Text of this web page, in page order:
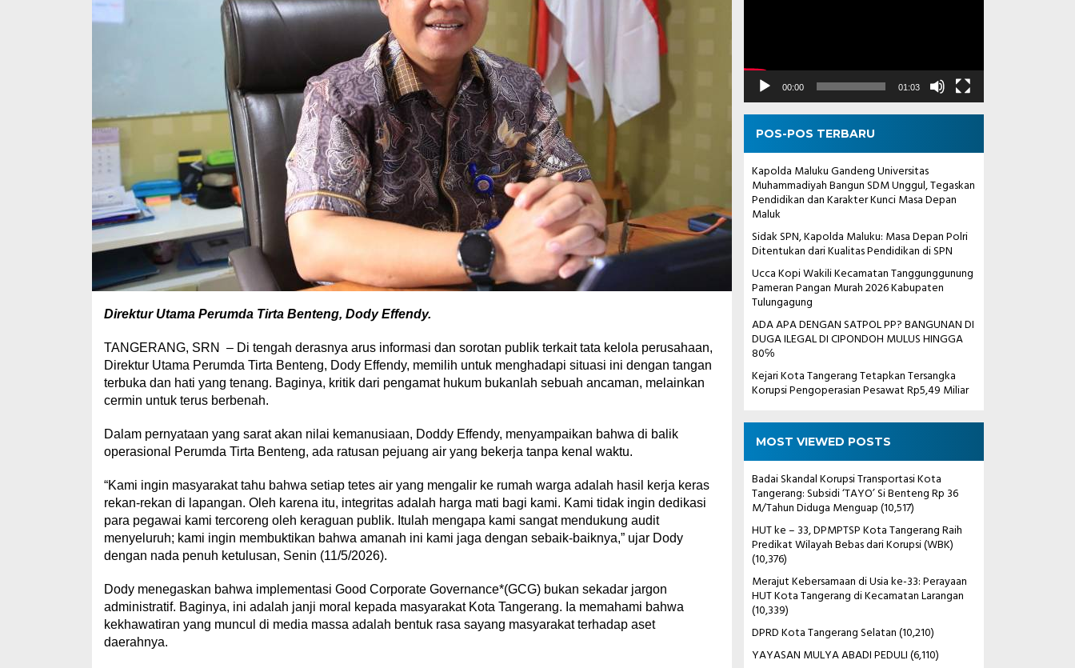
Direktur Utama Perumda Tirta Benteng, Dody Effendy.
TANGERANG, SRN – Di tengah derasnya arus informasi dan sorotan publik terkait tata kelola perusahaan,
Direktur Utama Perumda Tirta Benteng, Dody Effendy, memilih untuk menghadapi situasi ini dengan tangan
terbuka dan hati yang tenang. Baginya, kritik dari pengamat hukum bukanlah sebuah ancaman, melainkan
cermin untuk terus berbenah.
Dalam pernyataan yang sarat akan nilai kemanusiaan, Doddy Effendy, menyampaikan bahwa di balik
operasional Perumda Tirta Benteng, ada ratusan pejuang air yang bekerja tanpa kenal waktu.
“Kami ingin masyarakat tahu bahwa setiap tetes air yang mengalir ke rumah warga adalah hasil kerja keras
rekan-rekan di lapangan. Oleh karena itu, integritas adalah harga mati bagi kami. Kami tidak ingin dedikasi
para pegawai kami tercoreng oleh keraguan publik. Itulah mengapa kami sangat mendukung audit
menyeluruh; kami ingin membuktikan bahwa amanah ini kami jaga dengan sebaik-baiknya,” ujar Dody
dengan nada penuh ketulusan, Senin (11/5/2026).
Dody menegaskan bahwa implementasi Good Corporate Governance*(GCG) bukan sekadar jargon
administratif. Baginya, ini adalah janji moral kepada masyarakat Kota Tangerang. Ia memahami bahwa
kekhawatiran yang muncul di media massa adalah bentuk rasa sayang masyarakat terhadap aset
daerahnya.
00:00 01:03
POS-POS TERBARU
Kapolda Maluku Gandeng Universitas
Muhammadiyah Bangun SDM Unggul, Tegaskan
Pendidikan dan Karakter Kunci Masa Depan
Maluk
Sidak SPN, Kapolda Maluku: Masa Depan Polri
Ditentukan dari Kualitas Pendidikan di SPN
Ucca Kopi Wakili Kecamatan Tanggunggunung
Pameran Pangan Murah 2026 Kabupaten
Tulungagung
ADA APA DENGAN SATPOL PP? BANGUNAN DI
DUGA ILEGAL DI CIPONDOH MULUS HINGGA
80℅
Kejari Kota Tangerang Tetapkan Tersangka
Korupsi Pengoperasian Pesawat Rp5,49 Miliar
MOST VIEWED POSTS
Badai Skandal Korupsi Transportasi Kota
Tangerang: Subsidi ‘TAYO’ Si Benteng Rp 36
M/Tahun Diduga Menguap(10,517)
HUT ke – 33, DPMPTSP Kota Tangerang Raih
Predikat Wilayah Bebas dari Korupsi (WBK)
(10,376)
Merajut Kebersamaan di Usia ke-33: Perayaan
HUT Kota Tangerang di Kecamatan Larangan
(10,339)
DPRD Kota Tangerang Selatan(10,210)
YAYASAN MULYA ABADI PEDULI(6,110)